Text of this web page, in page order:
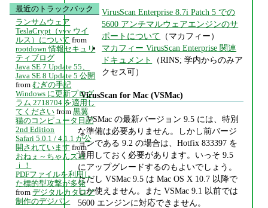
VirusScan Enterprise 8.7i Patch 5 での
5600 アンチマルウェアエンジンのサ
ポートについて （マカフィー）
マカフィー VirusScan Enterprise 関連
ドキュメント
（RINS; 学内からのみア
クセス可）
VirusScan for Mac (VSMac)
VSMac の最新バージョン 9.5 には、特別
な準備は必要ありません。しかし前バージ
ョンである 9.2 の場合は、Hotfix 833397 を
適用しておく必要があります。いっそ 9.5
にアップグレードするのもよいでしょう。
ただし VSMac 9.5 は Mac OS X 10.7 以降で
しか使えません。また VSMac 9.1 以前では
5600 エンジンに対応できません。
最近のトラックバック
ランサムウェア
TeslaCrypt（vvv ウイ
ルス）について from
rootdown 情報セキュリ
ティブログ
Java SE 7 Update 55、
Java SE 8 Update 5 公開
from むぎの手記
Windows に更新プログ
ラム 2718704 を適用し
てください from 黒翼
猫のコンピュータ日記
2nd Edition
Safari 5.0.1 / 4.1.1 が公
開されています from
おねぇ～ちゃんズＨ
ｉ！
PDFファイルを利用し
た標的型攻撃が多発
from デジタルカタログ
制作のデジパン